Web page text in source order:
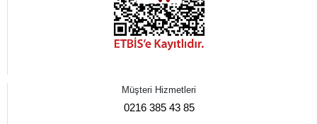
Müşteri Hizmetleri
0216 385 43 85